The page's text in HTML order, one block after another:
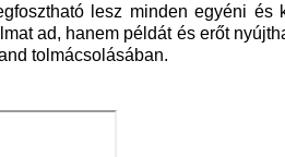
lesz minden egyéni és
ad, hanem példát és erőt
tolmácsolásában.